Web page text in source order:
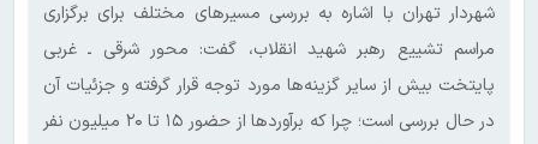
شهردار تهران با اشاره به بررسی مسیرهای مختلف برای برگزاری
مراسم تشییع رهبر شهید انقلاب، گفت: محور شرقی ـ غربی
پایتخت بیش از سایر گزینه‌ها مورد توجه قرار گرفته و جزئیات آن
در حال بررسی است؛ چرا که برآوردها از حضور ۱۵ تا ۲۰ میلیون نفر